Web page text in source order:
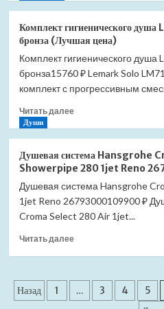
для
кухни
Granula
7802
песок
цена)
Комплект гигиенического
бронза (Лучшая цена)
Комплект гигиенического душа
бронза15760 ₽ Lemark Solo
комплект с прогрессивным
Читать далееПрочитать
гигиенического
душа
Lemark
Solo
LM7165B
(Лучшая
Души
Душевая система Hansgrohe
Showerpipe 280 1jet Reno
Душевая система Hansgrohe
1jet Reno 26793000109900 ₽
Croma Select 280 Air 1jet...
Читать далееПрочитать
система
Hansgrohe
Пагинация
Назад 1 … 3 4 5